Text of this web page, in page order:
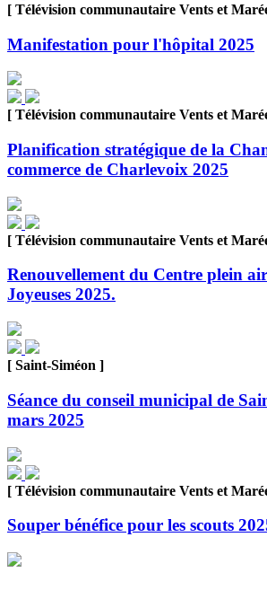
[ Télévision communautaire Vents et
Manifestation pour l'hôpital 2025
[ Télévision communautaire Vents et
Planification stratégique de la
commerce de Charlevoix 2025
[ Télévision communautaire Vents et
Renouvellement du Centre plein
Joyeuses 2025.
[ Saint-Siméon ]
Séance du conseil municipal de
mars 2025
[ Télévision communautaire Vents et
Souper bénéfice pour les scouts